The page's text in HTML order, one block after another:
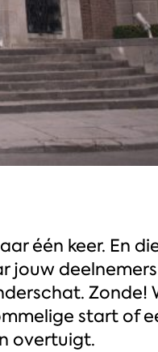
één keer. En
jouw deelnemers
Zonde!
start of
overtuigt.